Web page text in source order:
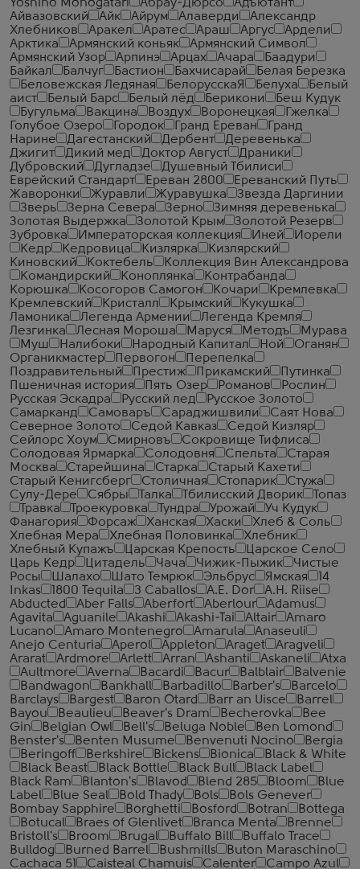
Yoshino Monogatari
Абрау-Дюрсо
Адъютант
Айвазовский
Айк Айрум Алаверди
Александр
Хлебников
Аракел Аратес Араш Аргус
Ардели
Арктика
Армянский коньяк
Армянский Символ
Армянский Узор
Арпинэ Арцах Ачара
Баадури
Байкал
Балчуг Бастион Бахчисарай
Белая Березка
Беловежская Ледяная
БелорусскаЯ Белуха
Белый
аист
Белый Барс Белый лёд Берикони
Беш Кудук
Бугульма
Вакцина Воздух Воронецкая
Гжелка
Голубое Озеро
Городок Гранд Ереван
Гранд
Нарине
Дагестанский Дербент
Деревенька
Джигит
Дикий мед Доктор Август
Драники
Дубровский
Дугладзе
Душевный Тбилиси
Еврейский Стандарт
Ереван 2800
Ереванский Путь
Жаворонки
Журавли Журавушка
Звезда Даргинии
Зверь
Зерна Севера Зерно
Зимняя деревенька
Золотая Выдержка
Золотой Крым
Золотой Резерв
Зубровка
Императорская коллекция Иней
Иорели
Кедр
Кедровица Кизлярка
Кизлярский
Киновский
Коктебель
Коллекция Вин Александрова
Командирский
Коноплянка
Контрабанда
Корюшка
Косогоров Самогон Кочари
Кремлевка
Кремлевский
Кристалл Крымский
Кукушка
Ламоника
Легенда Армении
Легенда Кремля
Лезгинка
Лесная Мороша Маруся Методъ
Мурава
Муш
Налибоки Народный Капитал Ной
Оганян
Органикмастер
Первогон
Перепелка
Поздравительный
Престиж Прикамский
Путинка
Пшеничная история
Пять Озер Романов
Рослин
Русская Эскадра
Русский лед
Русское Золото
Самарканд
Самоваръ Сараджишвили
Саят Нова
Северное Золото
Седой Кавказ
Седой Кизляр
Сейлорс Хоум
Смирновъ
Сокровище Тифлиса
Солодовая Ярмарка
Солодовня Спельта
Старая
Москва
Старейшина Старка
Старый Кахети
Старый Кенигсберг
Столичная Стопарик
Стужа
Сулу-Дере
Сябры Талка Тбилисский Дворик
Топаз
Травка
Троекуровка Тундра Урожай
Уч Кудук
Фанагория
Форсаж Ханская Хаски
Хлеб & Соль
Хлебная Мера
Хлебная Половинка
Хлебник
Хлебный Купажъ
Царская Крепость
Царское Село
Царь Кедр
Цитадель Чача Чижик-Пыжик
Чистые
Росы
Шалахо Шато Темрюк Эльбрус Ямская
14
Inkas
1800 Tequila 3 Caballos A.E. Dor
A.H. Riise
Abducted
Aber Falls Aberfort Aberlour
Adamus
Agavita
Aguanile Akashi Akashi-Tai Altair
Amaro
Lucano
Amaro Montenegro Amarula
Anaseuli
Anejo Centuria
Aperol Appleton Araget
Aragveli
Ararat
Ardmore Arlett Arran Ashanti Askaneli
Atxa
Aultmore
Averna Bacardi Bacur Balblair
Balvenie
Bandwagon
Bankhall Barbadillo Barber's
Barcelo
Barclays
Bargest Baron Otard Barr an Uisce
Barrel
Bayou
Beaulieu Beaver's Dram Becherovka
Bee
Gin
Belgian Owl Bell's Beluga Noble
Ben Lomond
Benster's
Benten Musume Benvenuti Nocino
Bergia
Beringoff
Berkshire Bickens Bionica
Black & White
Black Beast
Black Bottle Black Bull
Black Label
Black Ram
Blanton's Blavod Blend 285 Bloom
Blue
Label
Blue Seal Bold Thady Bols
Bols Genever
Bombay Sapphire
Borghetti Bosford Botran
Bottega
Botucal
Braes of Glenlivet Branca Menta
Brenne
Bristoll's
Broom Brugal Buffalo Bill
Buffalo Trace
Bulldog
Burned Barrel Bushmills
Buton Maraschino
Cachaca 51
Caisteal Chamuis Calenter Campo Azul